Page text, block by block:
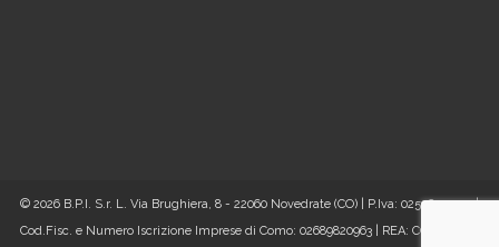
© 2026 B.P.I. S.r. L. Via Brughiera, 8 - 22060 Novedrate (CO) | P.Iva: 02556490130 |
Cod.Fisc. e Numero Iscrizione Imprese di Como: 02689820963 | REA: CO - 256197